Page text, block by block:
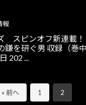
報
スピンオフ新連載
を研ぐ男 収録（巻
202 ...
« 前へ 1 2